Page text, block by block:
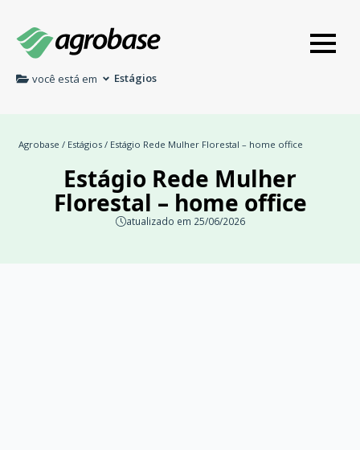
você está em Estágios
Agrobase / Estágios / Estágio Rede Mulher Florestal – home office
Estágio Rede Mulher
Florestal – home office
atualizado em 25/06/2026